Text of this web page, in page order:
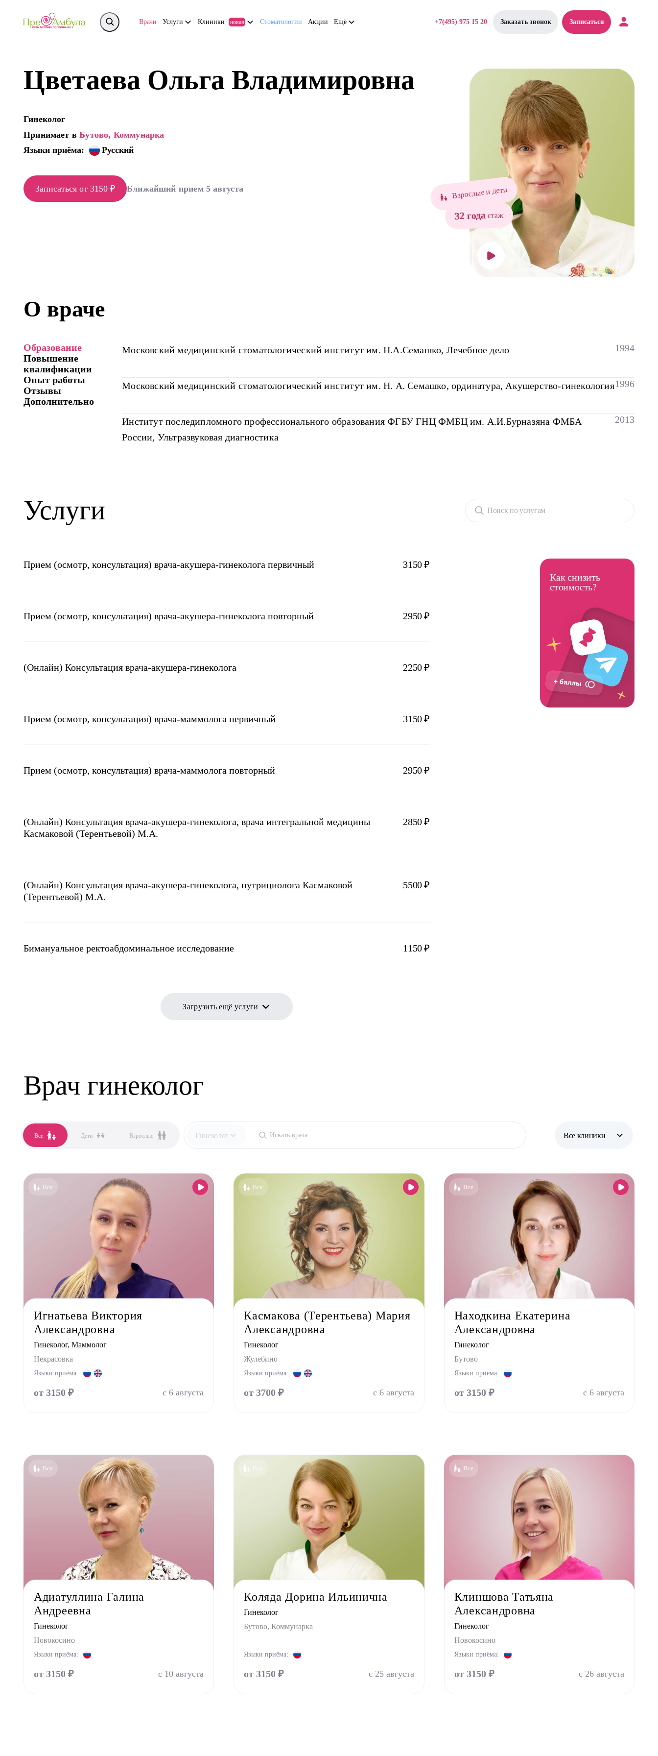
Врачи Услуги Клиники новая Стоматологии Акции Ещё +7(495) 975 15 20 Заказать звонок Записаться
Цветаева Ольга Владимировна
Гинеколог
Принимает вБутово, Коммунарка
Языки приёма:
Русский
Записаться от 3150 ₽ Ближайший прием 5 августа Взрослые и дети
32 года стаж
О враче
Образование
Повышение
квалификации
Опыт работы
Отзывы
Дополнительно
Московский медицинский стоматологический институт им. Н.А.Семашко, Лечебное дело 1994
Московский медицинский стоматологический институт им. Н. А. Семашко, ординатура, Акушерство-гинекология1996
Институт последипломного профессионального образования ФГБУ ГНЦ ФМБЦ им. А.И.Бурназяна ФМБА
России, Ультразвуковая диагностика
2013
Услуги Поиск по услугам
Прием (осмотр, консультация) врача-акушера-гинеколога первичный 3150 ₽
Прием (осмотр, консультация) врача-акушера-гинеколога повторный 2950 ₽
(Онлайн) Консультация врача-акушера-гинеколога 2250 ₽
Прием (осмотр, консультация) врача-маммолога первичный 3150 ₽
Прием (осмотр, консультация) врача-маммолога повторный 2950 ₽
(Онлайн) Консультация врача-акушера-гинеколога, врача интегральной медицины
Касмаковой (Терентьевой) М.А.
2850 ₽
(Онлайн) Консультация врача-акушера-гинеколога, нутрициолога Касмаковой
(Терентьевой) М.А.
5500 ₽
Бимануальное ректоабдоминальное исследование 1150 ₽
Загрузить ещё услуги
Как снизить
стоимость?
Врач гинеколог
Все Дети Взрослые Гинеколог
Аллерголог-иммунолог
Анестезиолог
Мануальный терапевт
Оториноларинголог (лор)
Офтальмолог (Окулист)
Пульмонолог
Стоматолог имплантолог
Фониатр
Все клиники
Некрасовка
Все
Игнатьева Виктория
Александровна
Гинеколог, Маммолог
Некрасовка
Языки приёма:
от 3150 ₽ с 6 августа
Все
Касмакова (Терентьева) Мария
Александровна
Гинеколог
Жулебино
Языки приёма:
от 3700 ₽ с 6 августа
Все
Находкина Екатерина
Александровна
Гинеколог
Бутово
Языки приёма:
от 3150 ₽ с 6 августа
Все
Адиатуллина Галина
Андреевна
Гинеколог
Новокосино
Языки приёма:
от 3150 ₽ с 10 августа
Все
Коляда Дорина Ильинична
Гинеколог
Бутово, Коммунарка
Языки приёма:
от 3150 ₽ с 25 августа
Все
Клиншова Татьяна
Александровна
Гинеколог
Новокосино
Языки приёма:
от 3150 ₽ с 26 августа